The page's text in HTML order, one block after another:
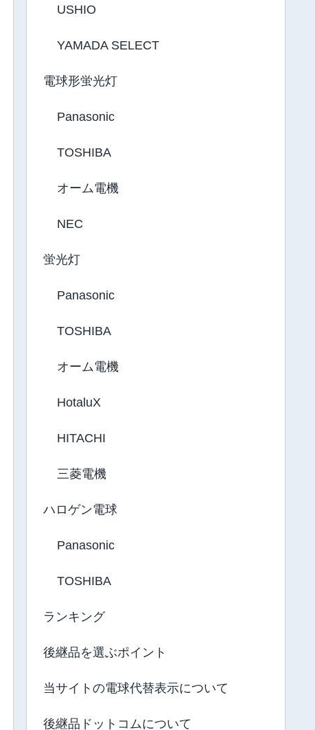
USHIO
YAMADA SELECT
電球形蛍光灯
Panasonic
TOSHIBA
オーム電機
NEC
蛍光灯
Panasonic
TOSHIBA
オーム電機
HotaluX
HITACHI
三菱電機
ハロゲン電球
Panasonic
TOSHIBA
ランキング
後継品を選ぶポイント
当サイトの電球代替表示について
後継品ドットコムについて